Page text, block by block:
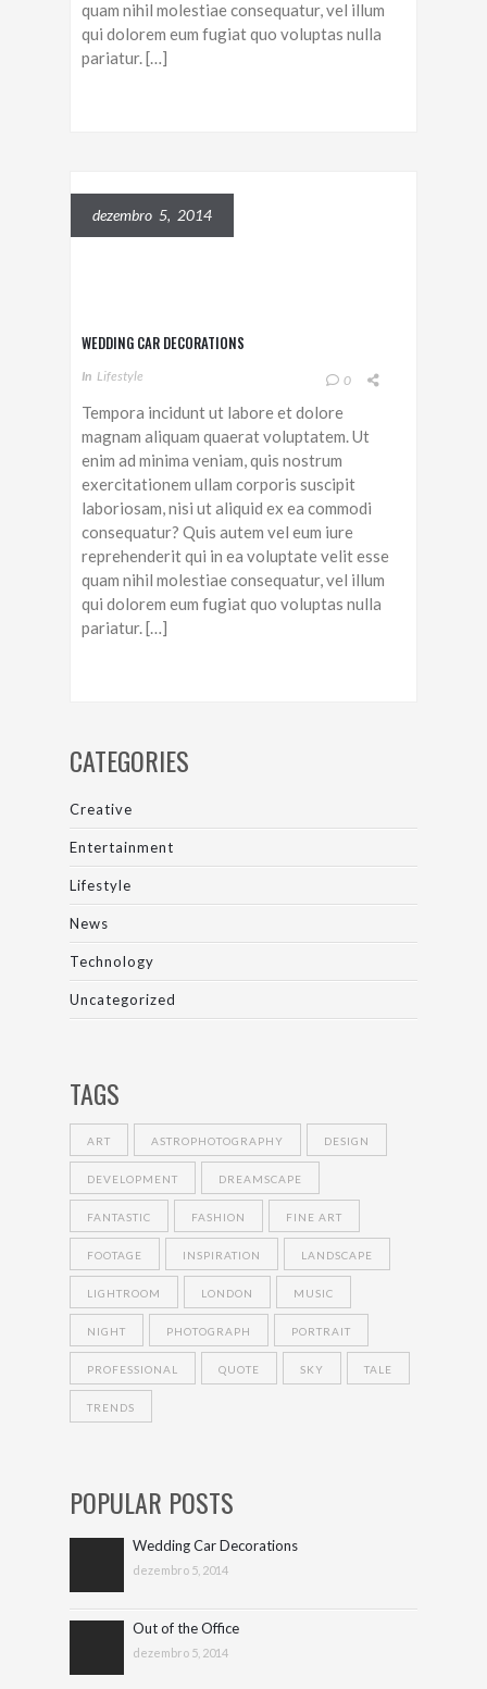
quam nihil molestiae consequatur, vel illum
qui dolorem eum fugiat quo voluptas nulla
pariatur. […]
dezembro 5, 2014
WEDDING CAR DECORATIONS
In Lifestyle 0
Tempora incidunt ut labore et dolore
magnam aliquam quaerat voluptatem. Ut
enim ad minima veniam, quis nostrum
exercitationem ullam corporis suscipit
laboriosam, nisi ut aliquid ex ea commodi
consequatur? Quis autem vel eum iure
reprehenderit qui in ea voluptate velit esse
quam nihil molestiae consequatur, vel illum
qui dolorem eum fugiat quo voluptas nulla
pariatur. […]
CATEGORIES
Creative
Entertainment
Lifestyle
News
Technology
Uncategorized
TAGS
ART ASTROPHOTOGRAPHY DESIGN
DEVELOPMENT DREAMSCAPE
FANTASTIC FASHION FINE ART
FOOTAGE INSPIRATION LANDSCAPE
LIGHTROOM LONDON MUSIC
NIGHT PHOTOGRAPH PORTRAIT
PROFESSIONAL QUOTE SKY TALE
TRENDS
POPULAR POSTS
Wedding Car Decorations
dezembro 5, 2014
Out of the Office
dezembro 5, 2014